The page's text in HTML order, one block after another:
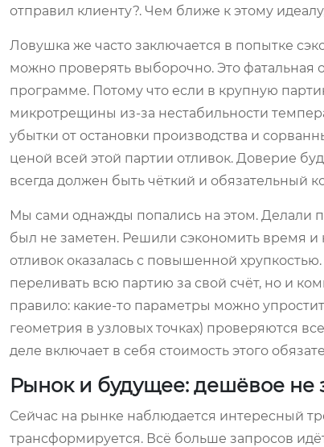
отправил клиенту?. Чем ближе к этому
Ловушка же часто заключается в попытке
можно проверять выборочно. Это
программе. Потому что если в крупную
микротрещины из-за нестабильности
убытки от остановки производства и
ценой всей этой партии отливок. Доверие
всегда должен быть чёткий и обязательный
Мы сами однажды попались на этом. Делали
был не заметен. Решили сэкономить время и
отливок оказалась с повышенной
переливать всю партию за свой счёт, но и
правило: какие-то параметры можно
геометрия в узловых точках) проверяются
деле включает в себя стоимость этого
Рынок и будущее: дешёвое не
Сейчас на рынке наблюдается интересный
трансформируется. Всё больше запросов